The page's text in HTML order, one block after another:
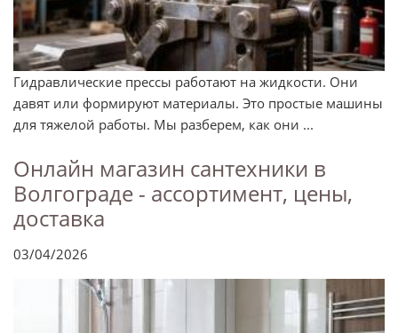
Гидравлические прессы работают на жидкости. Они
давят или формируют материалы. Это простые машины
для тяжелой работы. Мы разберем, как они ...
Онлайн магазин сантехники в
Волгограде - ассортимент, цены,
доставка
03/04/2026